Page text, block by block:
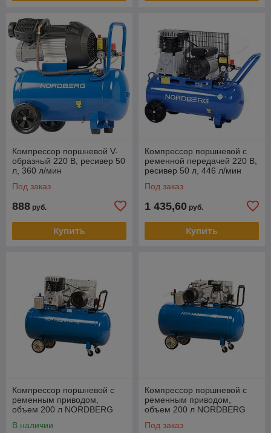
Компрессор поршневой V-
образный 220 В, ресивер 50
л, 360 л/мин
Под заказ
888 руб.
Купить
Компрессор поршневой с
ременной передачей 220 В,
ресивер 50 л, 446 л/мин
Под заказ
1 435,60 руб.
Купить
Компрессор поршневой с
ременным приводом,
объем 200 л NORDBERG
В наличии
Компрессор поршневой с
ременным приводом,
объем 200 л NORDBERG
Под заказ